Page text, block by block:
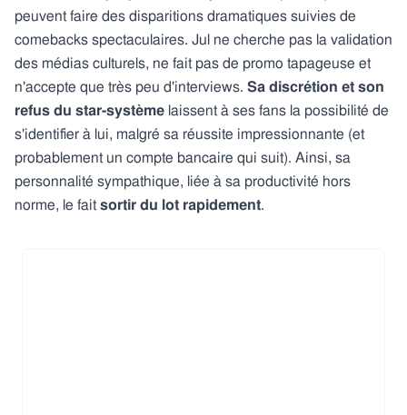
peuvent faire des disparitions dramatiques suivies de
comebacks spectaculaires. Jul ne cherche pas la validation
des médias culturels, ne fait pas de promo tapageuse et
n'accepte que très peu d'interviews. Sa discrétion et son
refus du star-système laissent à ses fans la possibilité de
s'identifier à lui, malgré sa réussite impressionnante (et
probablement un compte bancaire qui suit). Ainsi, sa
personnalité sympathique, liée à sa productivité hors
norme, le faitsortir du lot rapidement.